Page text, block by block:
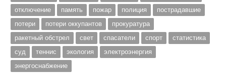
отключение
память пожар полиция
пострадавшие
потери
потери оккупантов
прокуратура
ракетный обстрел
свет спасатели спорт
статистика
суд
теннис экология
электроэнергия
энергоснабжение